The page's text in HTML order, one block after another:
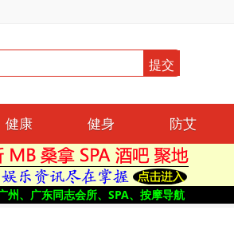
健康 健身 防艾
州、广东同志会所、SPA、按摩导航